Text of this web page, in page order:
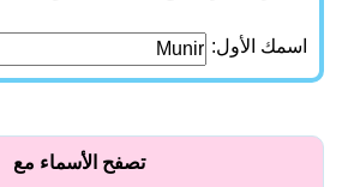
اسمك الأول:
تصفح الأسماء مع